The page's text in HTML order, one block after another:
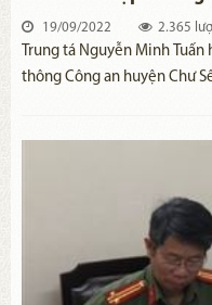
19/09/2022 2.365
Trung tá Nguyễn Minh
thông Công an huyện Chư